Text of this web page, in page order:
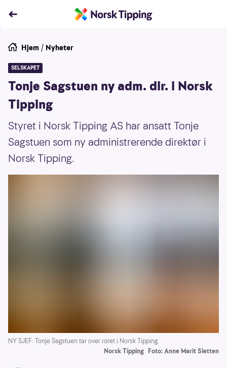
Hjem / Nyheter
SELSKAPET
Tonje Sagstuen ny adm. dir. i Norsk
Tipping
Styret i Norsk Tipping AS har ansatt Tonje
Sagstuen som ny administrerende direktør i
Norsk Tipping.
NY SJEF: Tonje Sagstuen tar over roret i Norsk Tipping.
Norsk Tipping Foto: Anne Marit Sletten